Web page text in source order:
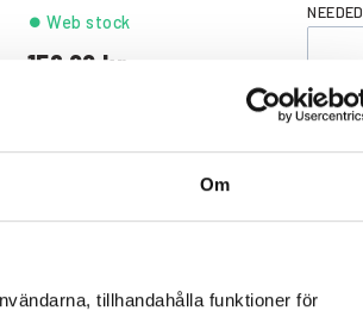
Om
tillhandahålla funktioner för
156.00
Web stock NEEDED